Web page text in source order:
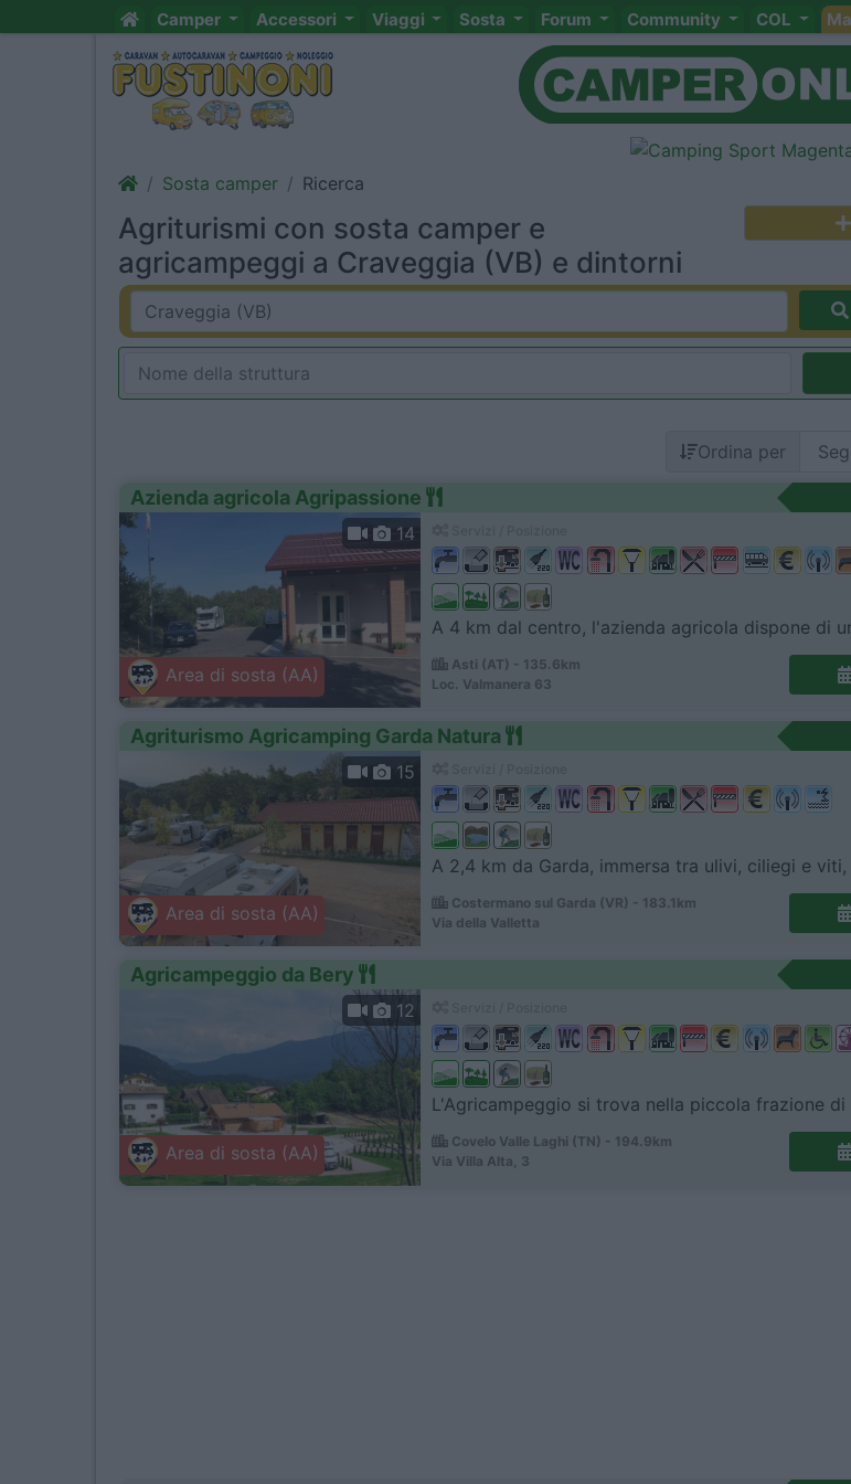
Camper Accessori Viaggi Sosta Forum Community COL
Sosta camper Ricerca
Agriturismi con sosta camper e
agricampeggi a Craveggia (VB) e dintorni
Ordina per
Azienda agricola Agripassione
Area di sosta (AA)
14
A 4 km dal centro, l'azienda agricola dispone di
Asti (AT) - 135.6km
Loc. Valmanera 63
Agriturismo Agricamping Garda Natura
Area di sosta (AA)
15
A 2,4 km da Garda, immersa tra ulivi, ciliegi e viti,
Costermano sul Garda (VR) - 183.1km
Via della Valletta
Agricampeggio da Bery
Area di sosta (AA)
12
L'Agricampeggio si trova nella piccola frazione di
Covelo Valle Laghi (TN) - 194.9km
Via Villa Alta, 3